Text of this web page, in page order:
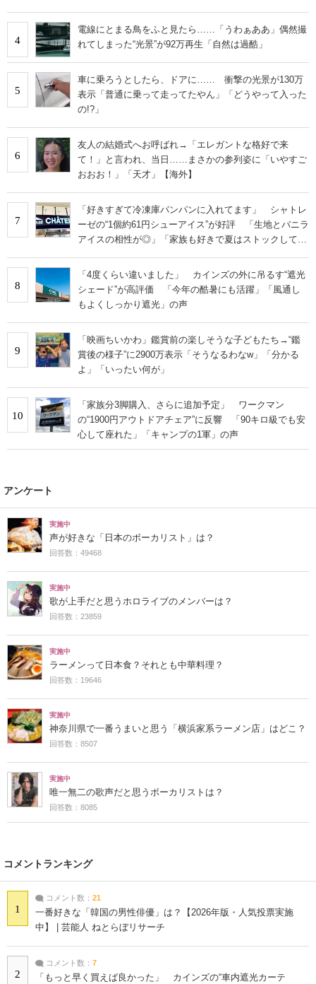
4
電線にとまる鳥をふと見たら……「うわぁああ」偶然撮
れてしまった“光景”が92万再生「自然は過酷」
5
車に乗ろうとしたら、ドアに…… 衝撃の光景が130万
表示「普通に乗って走ってたやん」「どうやって入った
の!?」
6
友人の結婚式へお呼ばれ→「エレガントな格好で来
て！」と言われ、当日……まさかの参列姿に「いやすご
おおお！」「天才」【海外】
7
「好きすぎて冷凍庫パンパンに入れてます」 シャトレ
ーゼの“1個約61円シューアイス”が好評 「生地とバニラ
アイスの相性が◎」「家族も好きで夏はストックして
8
「4度くらい違いました」 カインズの外に吊るす“遮光
シェード”が高評価 「今年の酷暑にも活躍」「風通し
もよくしっかり遮光」の声
9
「映画ちいかわ」鑑賞前の楽しそうな子どもたち→“鑑
賞後の様子”に2900万表示「そうなるわなw」「分かる
よ」「いったい何が」
10
「家族分3脚購入、さらに追加予定」 ワークマン
の“1900円アウトドアチェア”に反響 「90キロ級でも安
心して座れた」「キャンプの1軍」の声
アンケート
実施中
声が好きな「日本のボーカリスト」は？
回答数：49468
実施中
歌が上手だと思うホロライブのメンバーは？
回答数：23859
実施中
ラーメンって日本食？それとも中華料理？
回答数：19646
実施中
神奈川県で一番うまいと思う「横浜家系ラーメン店」はどこ？
回答数：8507
実施中
唯一無二の歌声だと思うボーカリストは？
回答数：8085
コメントランキング
1
コメント数： 21
一番好きな「韓国の男性俳優」は？【2026年版・人気投票実施
中】 | 芸能人 ねとらぼリサーチ
2
コメント数： 7
「もっと早く買えば良かった」 カインズの“車内遮光カーテ